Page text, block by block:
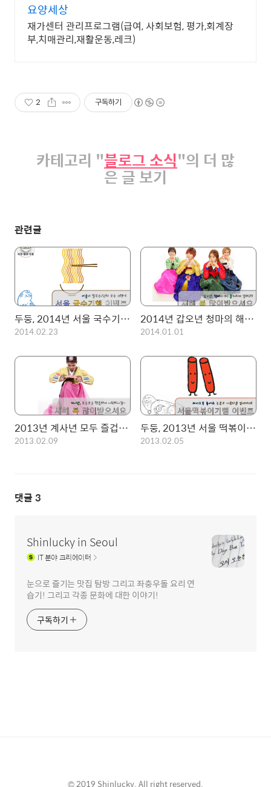
요양세상
재가센터 관리프로그램(급여, 사회보험, 평가,회계장
부,치매관리,재활운동,레크)
2 구독하기
카테고리 "블로그 소식"의 더 많
은 글 보기
관련글
두둥, 2014년 서울 국수기행 시작 이벤트!, 페이스북 좋아요를 누르면 기프티콘이 날라갑니다.~(진행중)
2014.02.23
2014년 갑오년 청마의 해! 새해복 많이 받으시고, 신나게 뛰어다니시길!
2014.01.01
2013년 계사년 모두 즐겁고 따뜻하게 시작하시길!
2013.02.09
두둥, 2013년 서울 떡볶이 기행 이벤트! 페이스북 좋아요를 누르면 기프티콘이 날라옵니다. (종료)
2013.02.05
댓글 3
Shinlucky in Seoul
IT분야 크리에이터
눈으로 즐기는 맛집 탐방 그리고 좌충우돌 요리 연
습기! 그리고 각종 문화에 대한 이야기!
구독하기
© 2019 Shinlucky. All right reserved.